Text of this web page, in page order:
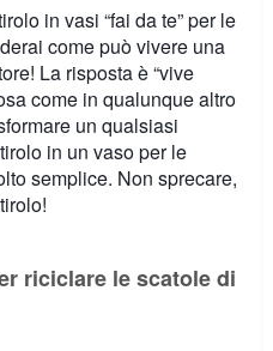
in vasi “fai da te” per le
come può vivere una
La risposta è “vive
come in qualunque altro
un qualsiasi
in un vaso per le
semplice. Non sprecare,
riciclare le scatole di